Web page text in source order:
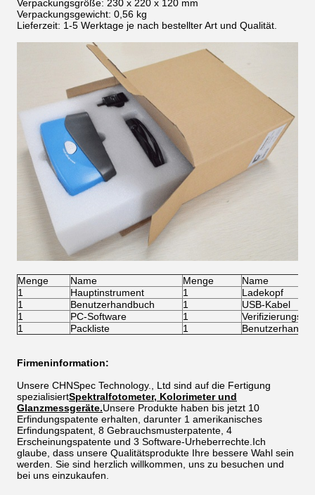
Verpackungsgröße: 230 x 220 x 120 mm
Verpackungsgewicht: 0,56 kg
Lieferzeit: 1-5 Werktage je nach bestellter Art und Qualität.
Menge Name Menge
Name
1
Hauptinstrument 1
Ladekopf
1
Benutzerhandbuch 1
USB-Kabel
1
PC-Software 1
1
Packliste 1
Firmeninformation:
Unsere CHNSpec Technology., Ltd sind auf die Fertigung
spezialisiertSpektralfotometer, Kolorimeter und
Glanzmessgeräte.Unsere Produkte haben bis jetzt 10
Erfindungspatente erhalten, darunter 1 amerikanisches
Erfindungspatent, 8 Gebrauchsmusterpatente, 4
Erscheinungspatente und 3 Software-Urheberrechte.Ich
glaube, dass unsere Qualitätsprodukte Ihre bessere Wahl sein
werden. Sie sind herzlich willkommen, uns zu besuchen und
bei uns einzukaufen.